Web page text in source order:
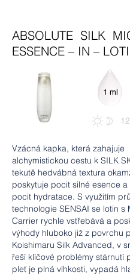
ABSOLUTE SILK
ESSENCE – IN –
1 ml
Vzácná kapka, která zahajuje
alchymistickou cestu k SILK
tekutě hedvábná textura
poskytuje pocit silné esence a
pocit hydratace. S využitím
technologie SENSAI se lotin s
Carrier rychle vstřebává a
výhody hluboko již z povrchu
Koishimaru Silk Advanced, v
řeší klíčové problémy stárnutí
pleť je plná vlhkosti, vypadá